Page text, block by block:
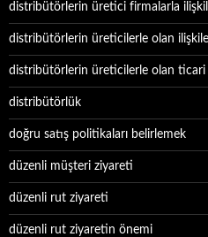
distribütörlerin üretici firmalarla
distribütörlerin üreticilerle olan
distribütörlerin üreticilerle olan ticari
distribütörlük
doğru satış politikaları belirlemek
düzenli müşteri ziyareti
düzenli rut ziyareti
düzenli rut ziyaretin önemi